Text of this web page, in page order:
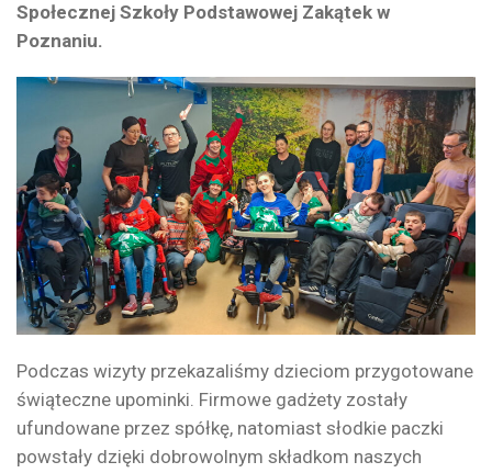
Społecznej Szkoły Podstawowej Zakątek w
Poznaniu.
Podczas wizyty przekazaliśmy dzieciom przygotowane
świąteczne upominki. Firmowe gadżety zostały
ufundowane przez spółkę, natomiast słodkie paczki
powstały dzięki dobrowolnym składkom naszych